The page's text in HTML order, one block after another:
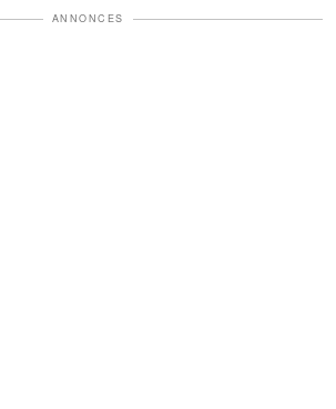
ANNONCES